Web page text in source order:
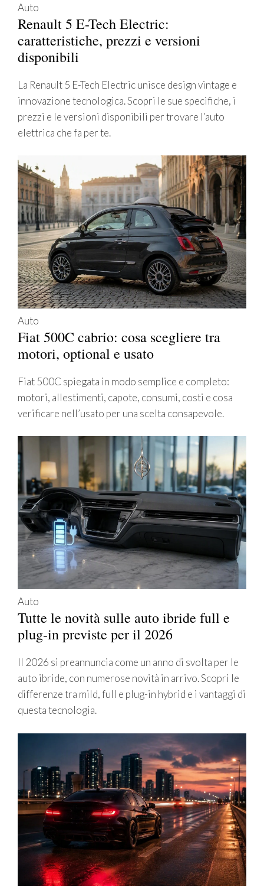
Auto
Renault 5 E-Tech Electric:
caratteristiche, prezzi e versioni
disponibili
La Renault 5 E-Tech Electric unisce design vintage e
innovazione tecnologica. Scopri le sue specifiche, i
prezzi e le versioni disponibili per trovare l’auto
elettrica che fa per te.
Auto
Fiat 500C cabrio: cosa scegliere tra
motori, optional e usato
Fiat 500C spiegata in modo semplice e completo:
motori, allestimenti, capote, consumi, costi e cosa
verificare nell’usato per una scelta consapevole.
Auto
Tutte le novità sulle auto ibride full e
plug-in previste per il 2026
Il 2026 si preannuncia come un anno di svolta per le
auto ibride, con numerose novità in arrivo. Scopri le
differenze tra mild, full e plug-in hybrid e i vantaggi di
questa tecnologia.